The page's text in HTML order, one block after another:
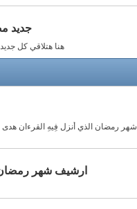
جديد
هنا هتلاقي كل
شهر رمضان الذي أنزل فِيهِ القرءان هدى